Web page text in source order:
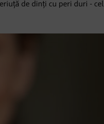
de dinți cu peri duri -